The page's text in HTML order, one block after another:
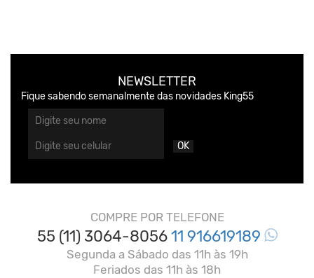
NEWSLETTER
Fique sabendo semanalmente das novidades King55
OK
COMPRE POR TELEFONE
55 (11) 3064-805611 916619189
Segunda a Sábado das 11h às 19h
Feriados das 11h às 18h